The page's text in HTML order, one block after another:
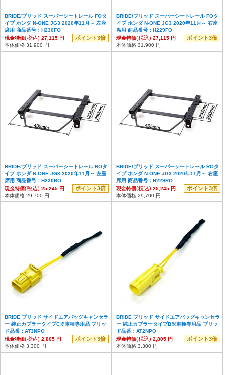
BRIDE/ブリッド スーパーシートレール FOタ
イプ ホンダ N-ONE JG3 2020年11月～ 左座
席用 商品番号：H230FO
現金特価(税込) 27,115 円 ポイント3倍
本体価格 31,900 円
BRIDE/ブリッド スーパーシートレール FOタ
イプ ホンダ N-ONE JG3 2020年11月～ 右座
席用 商品番号：H229FO
現金特価(税込) 27,115 円 ポイント3倍
本体価格 31,900 円
BRIDE/ブリッド スーパーシートレール ROタ
イプ ホンダ N-ONE JG3 2020年11月～ 左座
席用 商品番号：H230RO
現金特価(税込) 25,245 円 ポイント3倍
本体価格 29,700 円
BRIDE/ブリッド スーパーシートレール ROタ
イプ ホンダ N-ONE JG3 2020年11月～ 右座
席用 商品番号：H229RO
現金特価(税込) 25,245 円 ポイント3倍
本体価格 29,700 円
BRIDE ブリッド サイドエアバッグキャンセラ
ー 純正カプラータイプC※車種専用品 ブリッ
ド品番：AT3NPO
現金特価(税込) 2,805 円 ポイント3倍
本体価格 3,300 円
BRIDE ブリッド サイドエアバッグキャンセラ
ー 純正カプラータイプB※車種専用品 ブリッ
ド品番：AT2NPO
現金特価(税込) 2,805 円 ポイント3倍
本体価格 3,300 円